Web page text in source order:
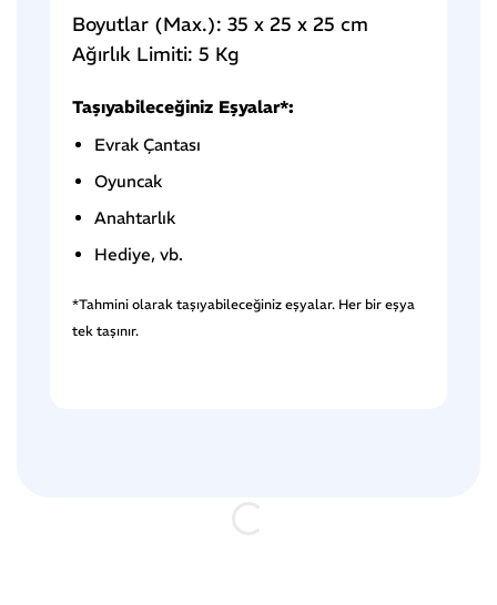
Boyutlar (Max.): 35 x 25 x 25 cm
Ağırlık Limiti: 5 Kg
Taşıyabileceğiniz Eşyalar*:
Evrak Çantası
Oyuncak
Anahtarlık
Hediye, vb.
*Tahmini olarak taşıyabileceğiniz eşyalar. Her bir eşya
tek taşınır.